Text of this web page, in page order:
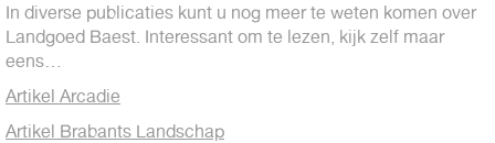
In diverse publicaties kunt u nog meer te weten komen over
Landgoed Baest. Interessant om te lezen, kijk zelf maar
eens…
Artikel Arcadie
Artikel Brabants Landschap